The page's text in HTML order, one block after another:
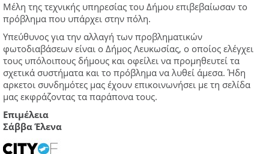
Μέλη της τεχνικής υπηρεσίας του Δήμου επιβεβαίωσαν το
πρόβλημα που υπάρχει στην πόλη.
Υπεύθυνος για την αλλαγή των προβληματικών
φωτοδιαβάσεων είναι ο Δήμος Λευκωσίας, ο οποίος ελέγχει
τους υπόλοιπους δήμους και οφείλει να προμηθευτεί τα
σχετικά συστήματα και το πρόβλημα να λυθεί άμεσα. Ήδη
αρκετοι συνδημότες μας έχουν επικοινωνήσει με τη σελίδα
μας εκφράζοντας τα παράπονα τους.
Επιμέλεια
Σάββα Έλενα